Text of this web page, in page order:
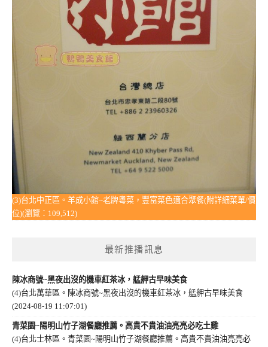
(3)台北中正區。羊成小館~老牌粵菜，豐富菜色適合聚餐(附詳細菜單/價
位)(瀏覽：109,512)
最新推播訊息
陳冰商號~黑夜出沒的機車紅茶冰，艋舺古早味美食
(4)台北萬華區。陳冰商號~黑夜出沒的機車紅茶冰，艋舺古早味美食
(2024-08-19 11:07:01)
青菜園~陽明山竹子湖餐廳推薦。高貴不貴油油亮亮必吃土雞
(4)台北士林區。青菜園~陽明山竹子湖餐廳推薦。高貴不貴油油亮亮必